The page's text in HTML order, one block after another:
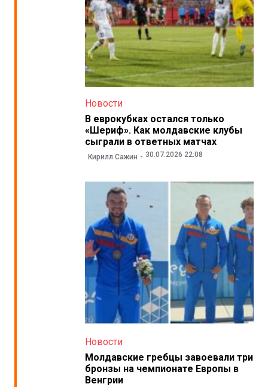
Новости
В еврокубках остался только
«Шериф». Как молдавские клубы
сыграли в ответных матчах
Кирилл Сажин 30.07.2026 22:08
Новости
Молдавские гребцы завоевали три
бронзы на чемпионате Европы в
Венгрии